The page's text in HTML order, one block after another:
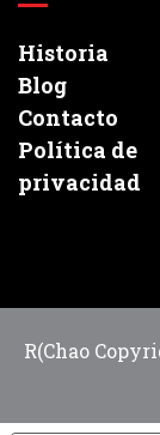
Historia
Blog
Contacto
Política de
privacidad
R(Chao